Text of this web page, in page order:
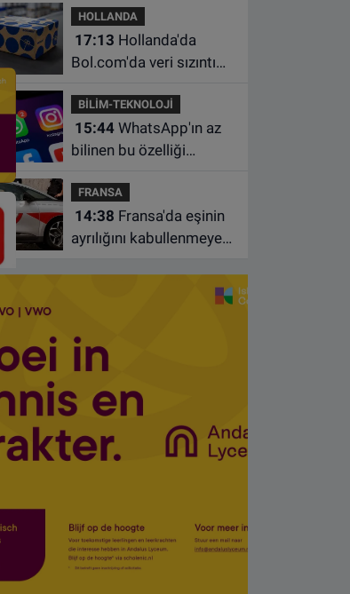
HOLLANDA
17:13
Bol.com'da veri sızıntısı:
geçirilmiş olabilir
BİLİM-TEKNOLOJİ
15:44WhatsApp'ın az
bilinen bu özelliği
hale getiriyor
FRANSA
14:38
ayrılığını kabullenmeyen